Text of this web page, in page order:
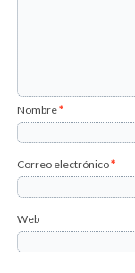
Nombre*
Correo electrónico*
Web